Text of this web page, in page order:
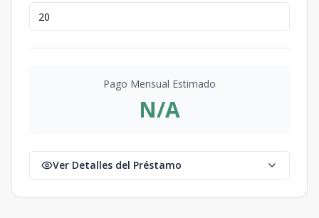
Pago Mensual Estimado
N/A
Ver Detalles del Préstamo